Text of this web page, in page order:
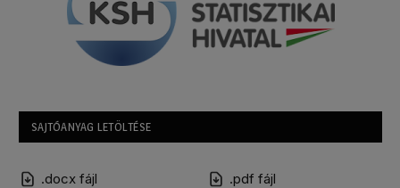
SAJTÓANYAG LETÖLTÉSE
.docx fájl .pdf fájl